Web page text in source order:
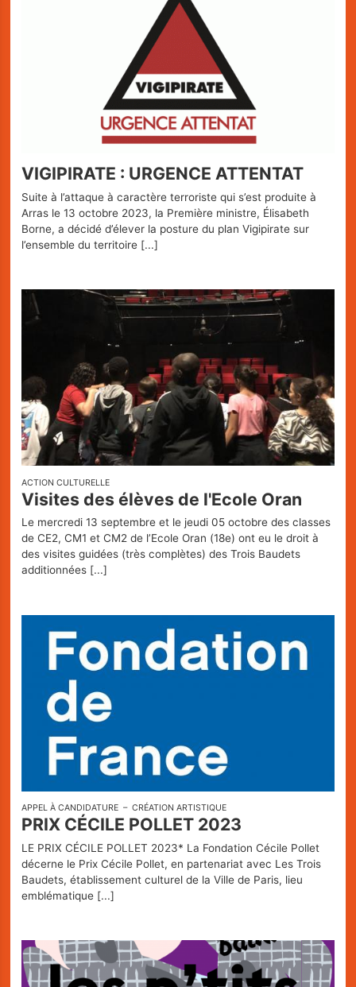
VIGIPIRATE : URGENCE ATTENTAT
Suite à l’attaque à caractère terroriste qui s’est produite à
Arras le 13 octobre 2023, la Première ministre, Élisabeth
Borne, a décidé d’élever la posture du plan Vigipirate sur
l’ensemble du territoire [...]
ACTION CULTURELLE
Visites des élèves de l'Ecole Oran
Le mercredi 13 septembre et le jeudi 05 octobre des classes
de CE2, CM1 et CM2 de l’Ecole Oran (18e) ont eu le droit à
des visites guidées (très complètes) des Trois Baudets
additionnées [...]
APPEL À CANDIDATURE CRÉATION ARTISTIQUE
PRIX CÉCILE POLLET 2023
LE PRIX CÉCILE POLLET 2023* La Fondation Cécile Pollet
décerne le Prix Cécile Pollet, en partenariat avec Les Trois
Baudets, établissement culturel de la Ville de Paris, lieu
emblématique [...]